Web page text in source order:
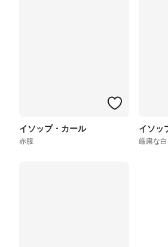
イソップ・カール
赤服
イソッ
厳粛な白